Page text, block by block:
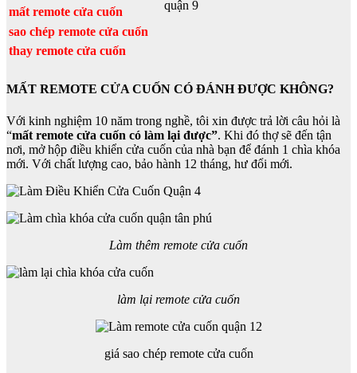
mất remote cửa cuốn
sao chép remote cửa cuốn
thay remote cửa cuốn
MẤT REMOTE CỬA CUỐN CÓ ĐÁNH ĐƯỢC KHÔNG?
Với kinh nghiệm 10 năm trong nghề, tôi xin được trả lời câu hỏi là
“mất remote cửa cuốn có làm lại được”. Khi đó thợ sẽ đến tận
nơi, mở hộp điều khiển cửa cuốn của nhà bạn để đánh 1 chìa khóa
mới. Với chất lượng cao, bảo hành 12 tháng, hư đổi mới.
Làm thêm remote cửa cuốn
làm lại remote cửa cuốn
giá sao chép remote cửa cuốn